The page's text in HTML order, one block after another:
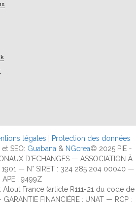
légales
Protection des données
SEO: Guabana & NGcrea© 2025 PIE -
D'ECHANGES — ASSOCIATION À
1901 — N° SIRET : 324 285 204 00040 —
APE : 9499Z
France (article R111-21 du code de
FINANCIÈRE : UNAT — RCP :